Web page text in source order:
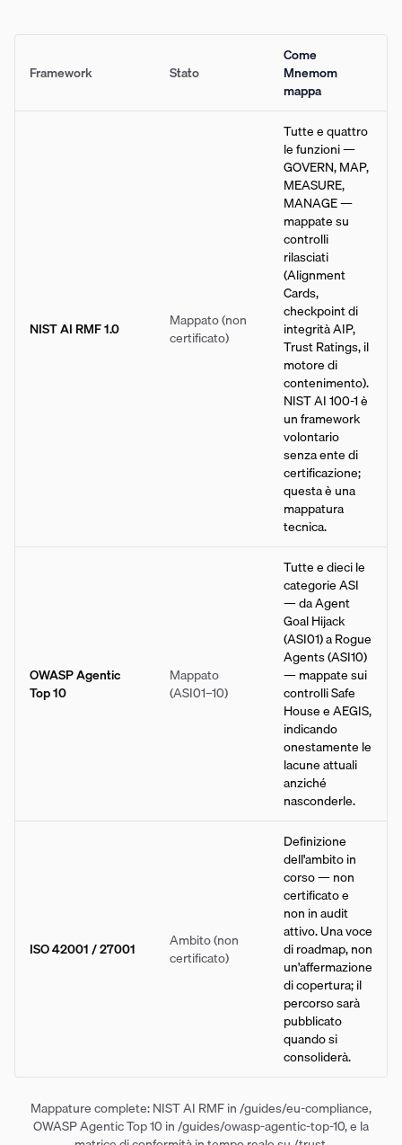
Framework Stato
Come
Mnemom
mappa
NIST AI RMF 1.0
Mappato (non
certificato)
Tutte e quattro
le funzioni —
GOVERN, MAP,
MEASURE,
MANAGE —
mappate su
controlli
rilasciati
(Alignment
Cards,
checkpoint di
integrità AIP,
Trust Ratings, il
motore di
contenimento).
NIST AI 100-1 è
un framework
volontario
senza ente di
certificazione;
questa è una
mappatura
tecnica.
OWASP Agentic
Top 10
Mappato
(ASI01–10)
Tutte e dieci le
categorie ASI
— da Agent
Goal Hijack
(ASI01) a Rogue
Agents (ASI10)
— mappate sui
controlli Safe
House e AEGIS,
indicando
onestamente le
lacune attuali
anziché
nasconderle.
ISO 42001 / 27001
Ambito (non
certificato)
Definizione
dell'ambito in
corso — non
certificato e
non in audit
attivo. Una voce
di roadmap, non
un'affermazione
di copertura; il
percorso sarà
pubblicato
quando si
consoliderà.
Mappature complete: NIST AI RMF in /guides/eu-compliance,
OWASP Agentic Top 10 in /guides/owasp-agentic-top-10, e la